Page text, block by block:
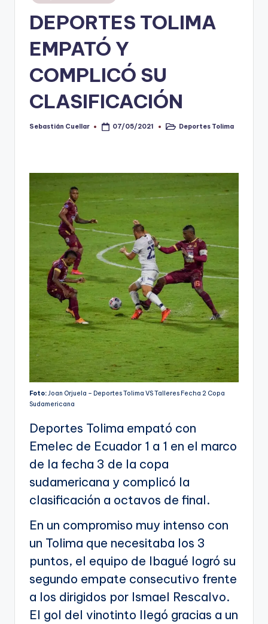
V
ti
en
DEPORTES TOLIMA
EMPATÓ Y
COMPLICÓ SU
CLASIFICACIÓN
Publicado
Sebastián Cuellar 07/05/2021
Publicado
Deportes Tolima
Foto:Joan Orjuela – Deportes Tolima VS Talleres Fecha 2 Copa
Sudamericana
Deportes Tolima empató con
Emelec de Ecuador 1 a 1 en el marco
de la fecha 3 de la copa
sudamericana y complicó la
clasificación a octavos de final.
En un compromiso muy intenso con
un Tolima que necesitaba los 3
puntos, el equipo de Ibagué logró su
segundo empate consecutivo frente
a los dirigidos por Ismael Rescalvo.
El gol del vinotinto llegó gracias a un